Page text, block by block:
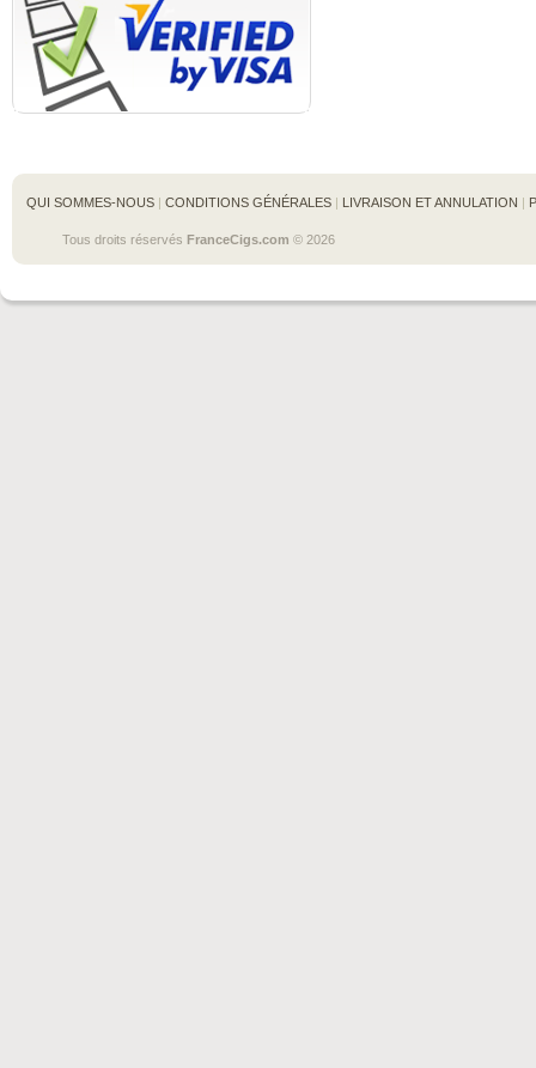
QUI SOMMES-NOUS | CONDITIONS GÉNÉRALES | LIVRAISON ET ANNULATION |
Tous droits réservés FranceCigs.com © 2026